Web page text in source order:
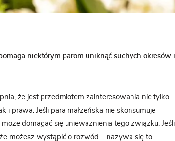
niektórym parom uniknąć suchych okresów i
że ​jest przedmiotem zainteresowania nie tylko
i prawa. Jeśli para małżeńska nie skonsumuje
domagać się unieważnienia tego związku. Jeśli
możesz wystąpić o rozwód – nazywa się to